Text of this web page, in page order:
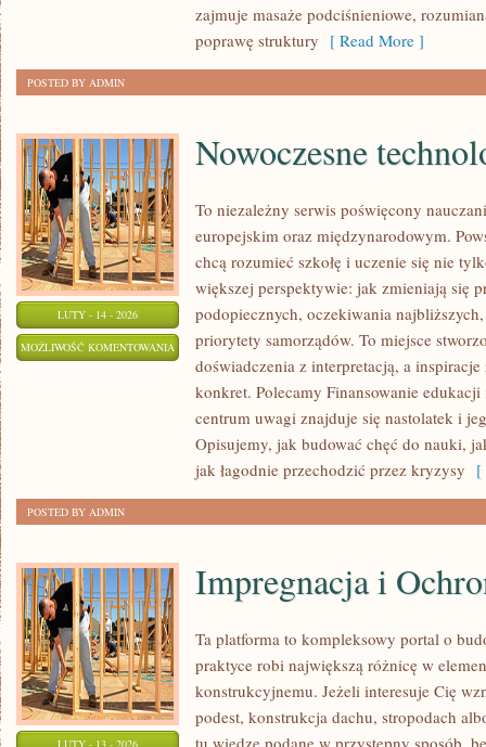
zajmuje masaże podciśnieniowe,
poprawę struktury [ Read More ]
POSTED BY ADMIN
LUTY - 14 - 2026
MOŻLIWOŚĆ KOMENTOWANIA NOWOCZESNE
TECHNOLOGIE
EDUKACJI
Nowoczesne
To niezależny serwis poświęcony
europejskim oraz międzynarodowym.
chcą rozumieć szkołę i uczenie się nie
większej perspektywie: jak zmieniają się
podopiecznych, oczekiwania
priorytety samorządów. To miejsce
doświadczenia z interpretacją, a
konkret. Polecamy Finansowanie
centrum uwagi znajduje się nastolatek i
Opisujemy, jak budować chęć do nauki,
jak łagodnie przechodzić przez kryzysy [
POSTED BY ADMIN
LUTY - 13 - 2026
Impregnacja i
Ta platforma to kompleksowy portal o
praktyce robi największą różnicę w
konstrukcyjnemu. Jeżeli interesuje Cię
podest, konstrukcja dachu, stropodach
tu wiedzę podane w przystępny sposób,